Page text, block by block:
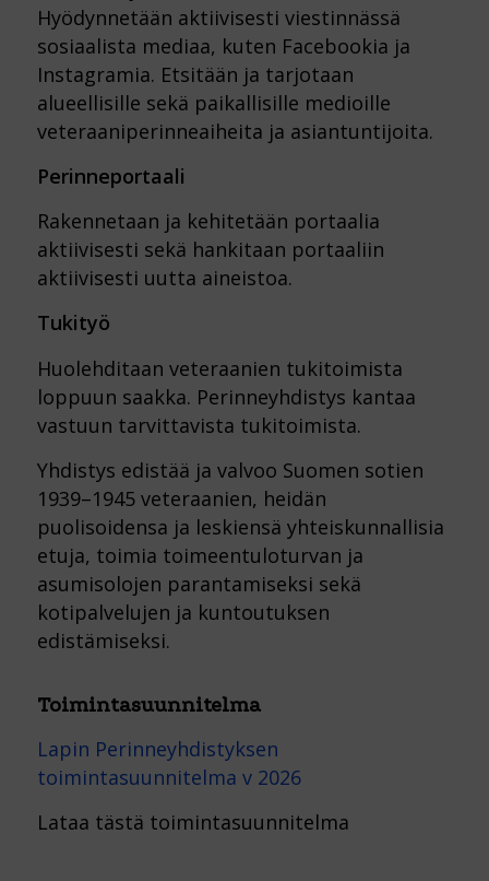
Hyödynnetään aktiivisesti viestinnässä
sosiaalista mediaa, kuten Facebookia ja
Instagramia. Etsitään ja tarjotaan
alueellisille sekä paikallisille medioille
veteraaniperinneaiheita ja asiantuntijoita.
Perinneportaali
Rakennetaan ja kehitetään portaalia
aktiivisesti sekä hankitaan portaaliin
aktiivisesti uutta aineistoa.
Tukityö
Huolehditaan veteraanien tukitoimista
loppuun saakka. Perinneyhdistys kantaa
vastuun tarvittavista tukitoimista.
Yhdistys edistää ja valvoo Suomen sotien
1939–1945 veteraanien, heidän
puolisoidensa ja leskiensä yhteiskunnallisia
etuja, toimia toimeentuloturvan ja
asumisolojen parantamiseksi sekä
kotipalvelujen ja kuntoutuksen
edistämiseksi.
Toimintasuunnitelma
Lapin Perinneyhdistyksen
toimintasuunnitelma v 2026
Lataa tästä toimintasuunnitelma